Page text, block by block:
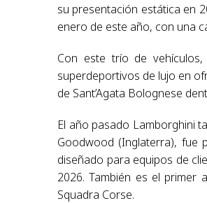
su presentación estática en
enero de este año, con una
Con este trío de
superdeportivos de lujo en
de Sant’Agata Bolognese
El año pasado Lamborghini
Goodwood (Inglaterra), fue
diseñado para equipos de
2026. También es el primer
Squadra Corse.